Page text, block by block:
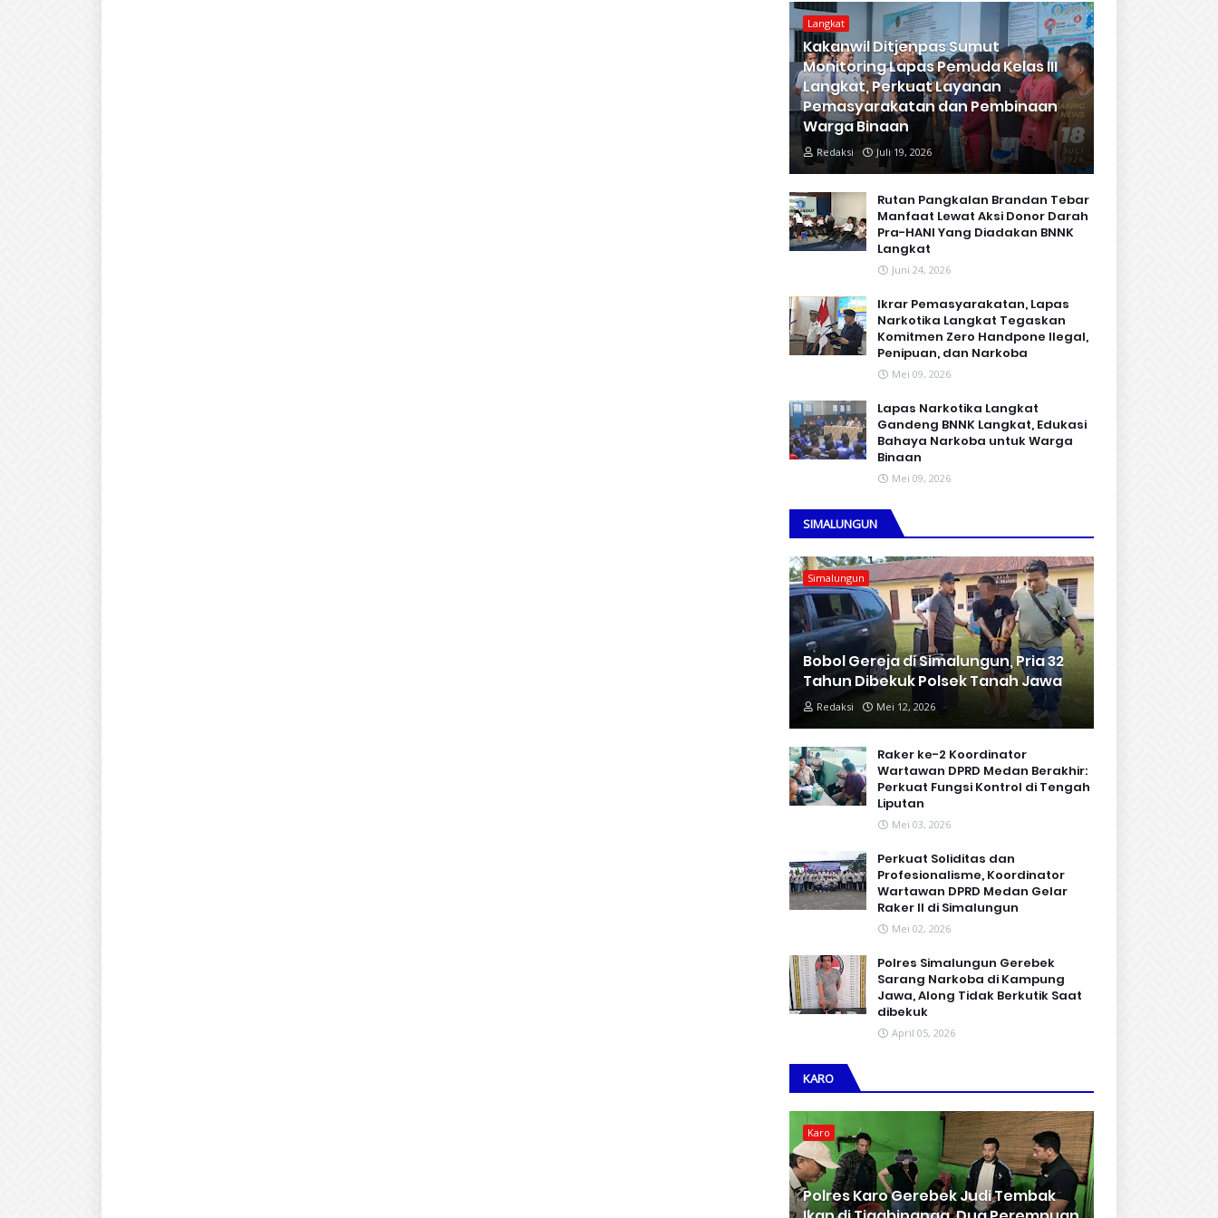
Langkat
Kakanwil Ditjenpas Sumut
Monitoring Lapas Pemuda Kelas III
Langkat, Perkuat Layanan
Pemasyarakatan dan Pembinaan
Warga Binaan
Redaksi Juli 19, 2026
Rutan Pangkalan Brandan Tebar
Manfaat Lewat Aksi Donor Darah
Pra-HANI Yang Diadakan BNNK
Langkat
Juni 24, 2026
Ikrar Pemasyarakatan, Lapas
Narkotika Langkat Tegaskan
Komitmen Zero Handpone llegal,
Penipuan, dan Narkoba
Mei 09, 2026
Lapas Narkotika Langkat
Gandeng BNNK Langkat, Edukasi
Bahaya Narkoba untuk Warga
Binaan
Mei 09, 2026
SIMALUNGUN
Simalungun
Bobol Gereja di Simalungun, Pria 32
Tahun Dibekuk Polsek Tanah Jawa
Redaksi Mei 12, 2026
Raker ke-2 Koordinator
Wartawan DPRD Medan Berakhir:
Perkuat Fungsi Kontrol di Tengah
Liputan
Mei 03, 2026
Perkuat Soliditas dan
Profesionalisme, Koordinator
Wartawan DPRD Medan Gelar
Raker II di Simalungun
Mei 02, 2026
Polres Simalungun Gerebek
Sarang Narkoba di Kampung
Jawa, Along Tidak Berkutik Saat
dibekuk
April 05, 2026
KARO
Karo
Polres Karo Gerebek Judi Tembak